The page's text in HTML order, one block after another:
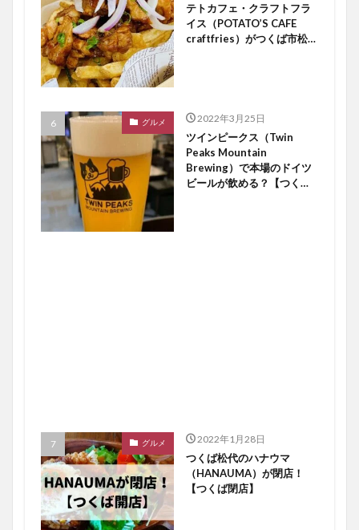
テトカフェ・クラフトフラ
イス（POTATO’S CAFE
craftfries）がつくば市松代
グルメ 2022年3月25日
ツインピークス（Twin
Peaks Mountain
Brewing）で本場のドイツ
ビールが飲める？【つくば
グルメ 2022年1月28日
つくば松代のハナウマ
（HANAUMA）が閉店！
【つくば閉店】